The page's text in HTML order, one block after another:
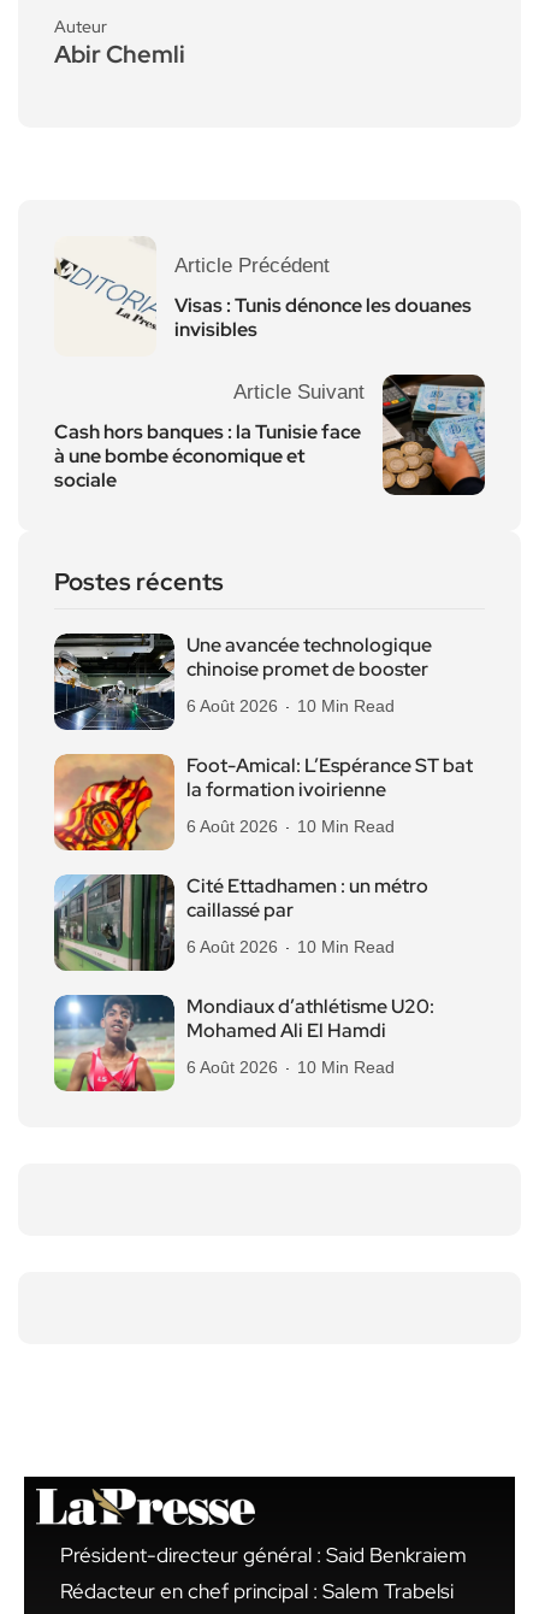
Auteur
Abir Chemli
Article Précédent
Visas : Tunis dénonce les douanes
invisibles
Article Suivant
Cash hors banques : la Tunisie face
à une bombe économique et
sociale
Postes récents
Une avancée technologique
chinoise promet de booster
6 Août 2026 10 Min Read
Foot-Amical: L’Espérance ST bat
la formation ivoirienne
6 Août 2026 10 Min Read
Cité Ettadhamen : un métro
caillassé par
6 Août 2026 10 Min Read
Mondiaux d’athlétisme U20:
Mohamed Ali El Hamdi
6 Août 2026 10 Min Read
Président-directeur général : Said Benkraiem
Rédacteur en chef principal : Salem Trabelsi